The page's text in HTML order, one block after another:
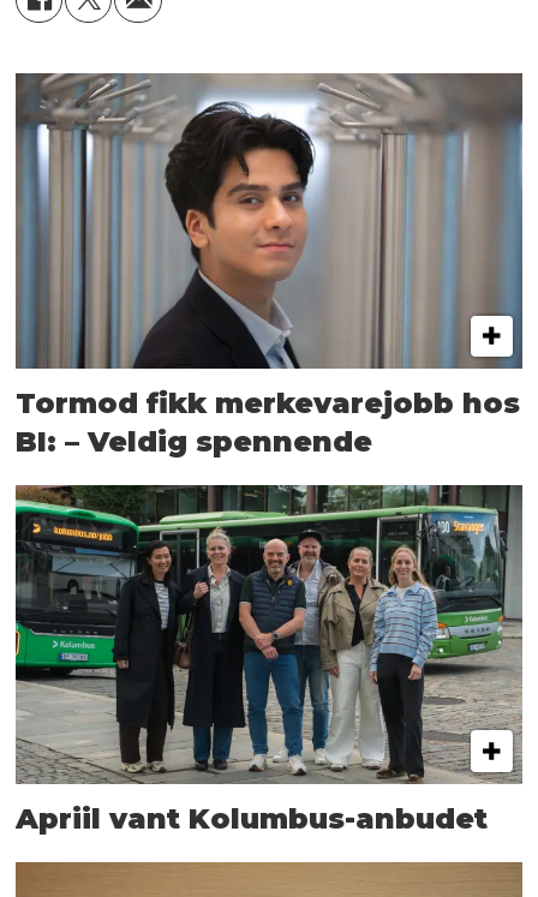
Tormod fikk merkevarejobb hos
BI: – Veldig spennende
Apriil vant Kolumbus-anbudet